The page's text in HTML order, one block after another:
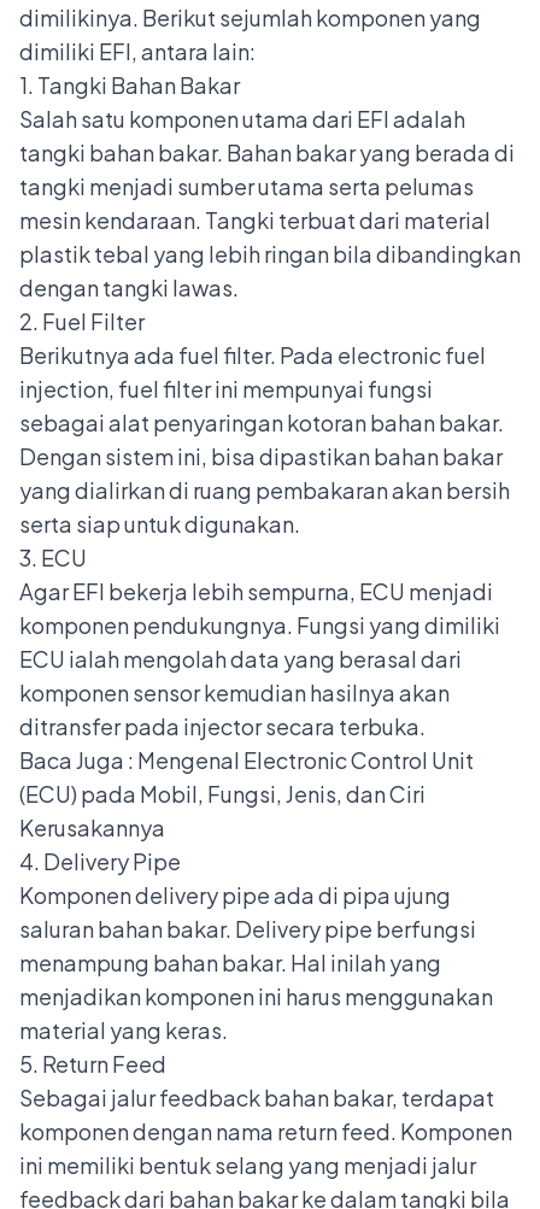
dimilikinya. Berikut sejumlah komponen yang
dimiliki EFI, antara lain:
1. Tangki Bahan Bakar
Salah satu komponen utama dari EFI adalah
tangki bahan bakar. Bahan bakar yang berada di
tangki menjadi sumber utama serta pelumas
mesin kendaraan. Tangki terbuat dari material
plastik tebal yang lebih ringan bila dibandingkan
dengan tangki lawas.
2. Fuel Filter
Berikutnya ada fuel filter. Pada electronic fuel
injection, fuel filter ini mempunyai fungsi
sebagai alat penyaringan kotoran bahan bakar.
Dengan sistem ini, bisa dipastikan bahan bakar
yang dialirkan di ruang pembakaran akan bersih
serta siap untuk digunakan.
3. ECU
Agar EFI bekerja lebih sempurna, ECU menjadi
komponen pendukungnya. Fungsi yang dimiliki
ECU ialah mengolah data yang berasal dari
komponen sensor kemudian hasilnya akan
ditransfer pada injector secara terbuka.
Baca Juga : Mengenal Electronic Control Unit
(ECU) pada Mobil, Fungsi, Jenis, dan Ciri
Kerusakannya
4. Delivery Pipe
Komponen delivery pipe ada di pipa ujung
saluran bahan bakar. Delivery pipe berfungsi
menampung bahan bakar. Hal inilah yang
menjadikan komponen ini harus menggunakan
material yang keras.
5. Return Feed
Sebagai jalur feedback bahan bakar, terdapat
komponen dengan nama return feed. Komponen
ini memiliki bentuk selang yang menjadi jalur
feedback dari bahan bakar ke dalam tangki bila